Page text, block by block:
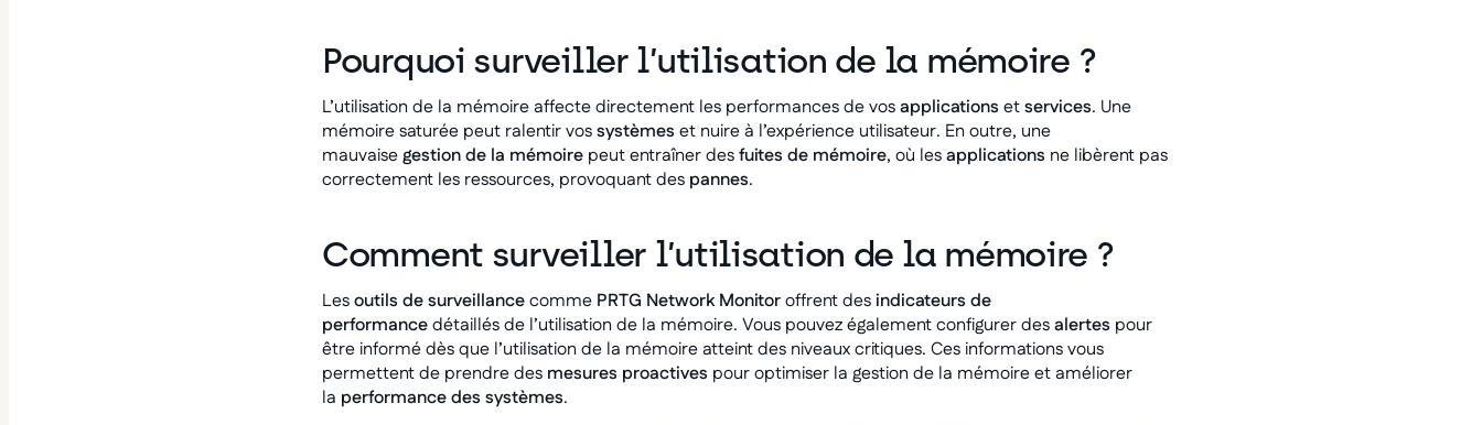
Pourquoi surveiller l’utilisation de la mémoire ?
L’utilisation de la mémoire affecte directement les performances de vosapplications etservices. Une
mémoire saturée peut ralentir vossystèmes et nuire à l’expérience utilisateur. En outre, une
mauvaisegestion de la mémoire peut entraîner desfuites de mémoire, où lesapplications ne libèrent pas
correctement les ressources, provoquant des pannes.
Comment surveiller l’utilisation de la mémoire ?
Lesoutils de surveillancecomme PRTG Network Monitoroffrent desindicateurs de
performancedétaillés de l’utilisation de la mémoire. Vous pouvez également configurer desalertes pour
être informé dès que l’utilisation de la mémoire atteint des niveaux critiques. Ces informations vous
permettent de prendre des mesures proactives pour optimiser la gestion de la mémoire et améliorer
la performance des systèmes.